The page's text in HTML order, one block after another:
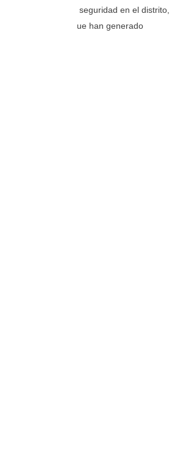
para fortalecer la seguridad en el distrito,
de violencia que han generado